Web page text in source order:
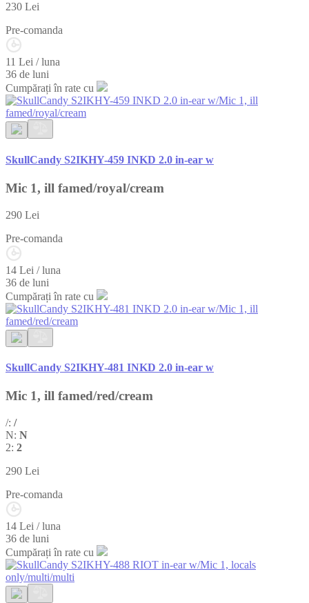
230 Lei
Pre-comanda
11 Lei / luna
36 de luni
Cumpărați în rate cu
SkullCandy S2IKHY-459 INKD 2.0 in-ear w
Mic 1, ill famed/royal/cream
290 Lei
Pre-comanda
14 Lei / luna
36 de luni
Cumpărați în rate cu
SkullCandy S2IKHY-481 INKD 2.0 in-ear w
Mic 1, ill famed/red/cream
/: /
N: N
2: 2
290 Lei
Pre-comanda
14 Lei / luna
36 de luni
Cumpărați în rate cu